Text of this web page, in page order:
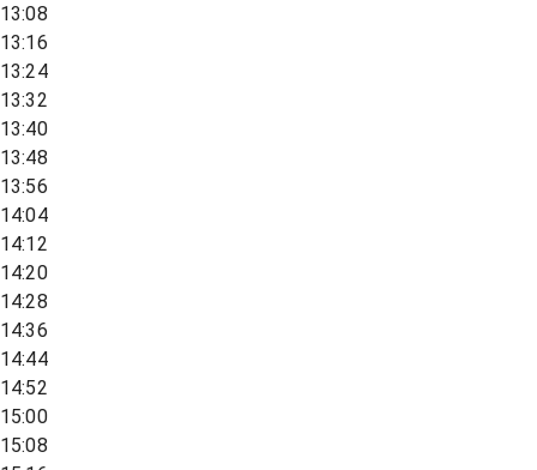
13:08
13:16
13:24
13:32
13:40
13:48
13:56
14:04
14:12
14:20
14:28
14:36
14:44
14:52
15:00
15:08